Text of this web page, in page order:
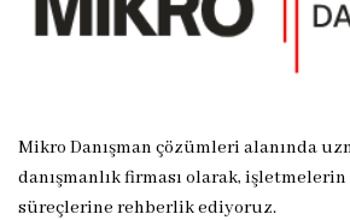
Mikro Danışman çözümleri alanında
danışmanlık firması olarak,
süreçlerine rehberlik ediyoruz.